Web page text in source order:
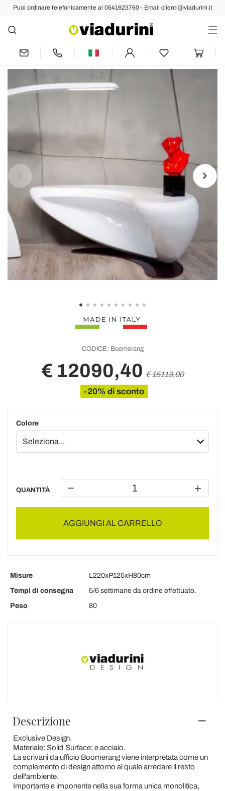
Puoi ordinare telefonicamente al 0541623760 - Email clienti@viadurini.it
Indietro Prec Succ
Scrivania design moderno da ufficio
Boomerang made in Italy
CODICE: Boomerang
€ 12090,40 € 15113,00
-20% di sconto
Colore
QUANTITÀ
AGGIUNGI AL CARRELLO
Misure
L220xP125xH80cm
Tempi di consegna
5/6 settimane da ordine effettuato.
Peso
80
Descrizione
Exclusive Design.
Materiale: Solid Surface; e acciaio.
La scrivani da ufficio Boomerang viene interpretata come un
complemento di design attorno al quale arredare il resto
dell'ambiente.
Importante e imponente nella sua forma unica monolitica,